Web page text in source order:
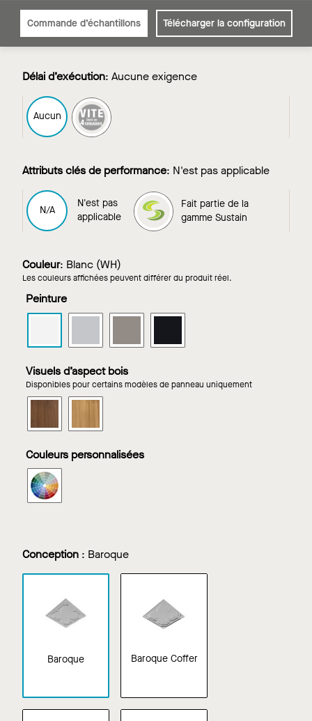
Commande d’échantillons Télécharger la configuration
Délai d’exécution: Aucune exigence
Aucun FAST4
Attributs clés de performance: N'est pas applicable
N/A
N'est pas
applicable
Fait partie de la
gamme Sustain
Fait partie de la
gamme Sustain
Couleur: Blanc (WH)
Les couleurs affichées peuvent différer du produit réel.
Peinture
dans
Blanc
dans
Gris
argenté
dans
foncé
dans
Visuels d’aspect bois
Disponibles pour certains modèles de panneau uniquement
CASTWORKS
dans
dans
White
Oak
Couleurs personnalisées
dans
Conception : Baroque
Baroque Baroque Coffer